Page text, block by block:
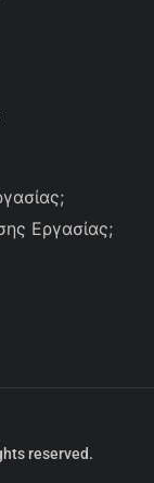
Εργασίας;
reserved.